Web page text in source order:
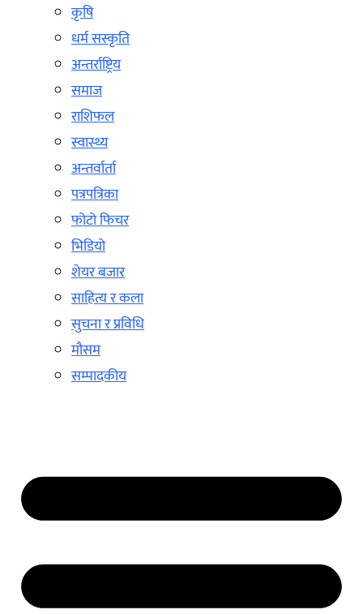
कृषि
धर्म सस्कृति
अन्तर्राष्ट्रिय
समाज
राशिफल
स्वास्थ्य
अन्तर्वार्ता
पत्रपत्रिका
फोटो फिचर
भिडियो
शेयर बजार
साहित्य र कला
सुचना र प्रविधि
मौसम
सम्पादकीय